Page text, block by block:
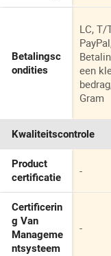
Betalingsc
ondities
LC, T/
een
Gram
Kwaliteitscontrole
Product
certificatie
-
Certificerin
g Van
Manageme
ntsysteem
-